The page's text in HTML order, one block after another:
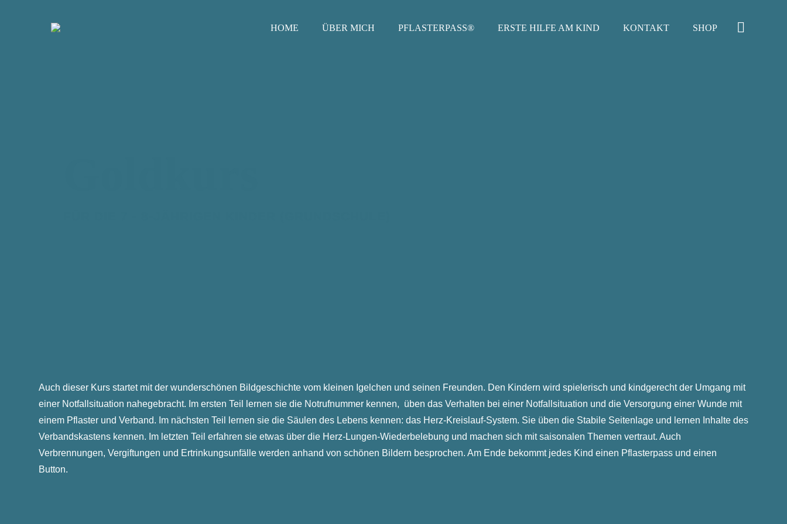
HOME ÜBER MICH PFLASTERPASS® ERSTE HILFE AM KIND KONTAKT SHOP
Auch dieser Kurs startet mit der wunderschönen Bildgeschichte vom kleinen Igelchen und seinen Freunden. Den Kindern wird spielerisch und kindgerecht der Umgang mit
einer Notfallsituation nahegebracht. Im ersten Teil lernen sie die Notrufnummer kennen, üben das Verhalten bei einer Notfallsituation und die Versorgung einer Wunde mit
einem Pflaster und Verband. Im nächsten Teil lernen sie die Säulen des Lebens kennen: das Herz-Kreislauf-System. Sie üben die Stabile Seitenlage und lernen Inhalte des
Verbandskastens kennen. Im letzten Teil erfahren sie etwas über die Herz-Lungen-Wiederbelebung und machen sich mit saisonalen Themen vertraut. Auch
Verbrennungen, Vergiftungen und Ertrinkungsunfälle werden anhand von schönen Bildern besprochen. Am Ende bekommt jedes Kind einen Pflasterpass und einen
Button.